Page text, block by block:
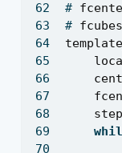
#
# fcubes
step